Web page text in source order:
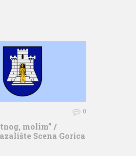
0
molim” /
Scena Gorica